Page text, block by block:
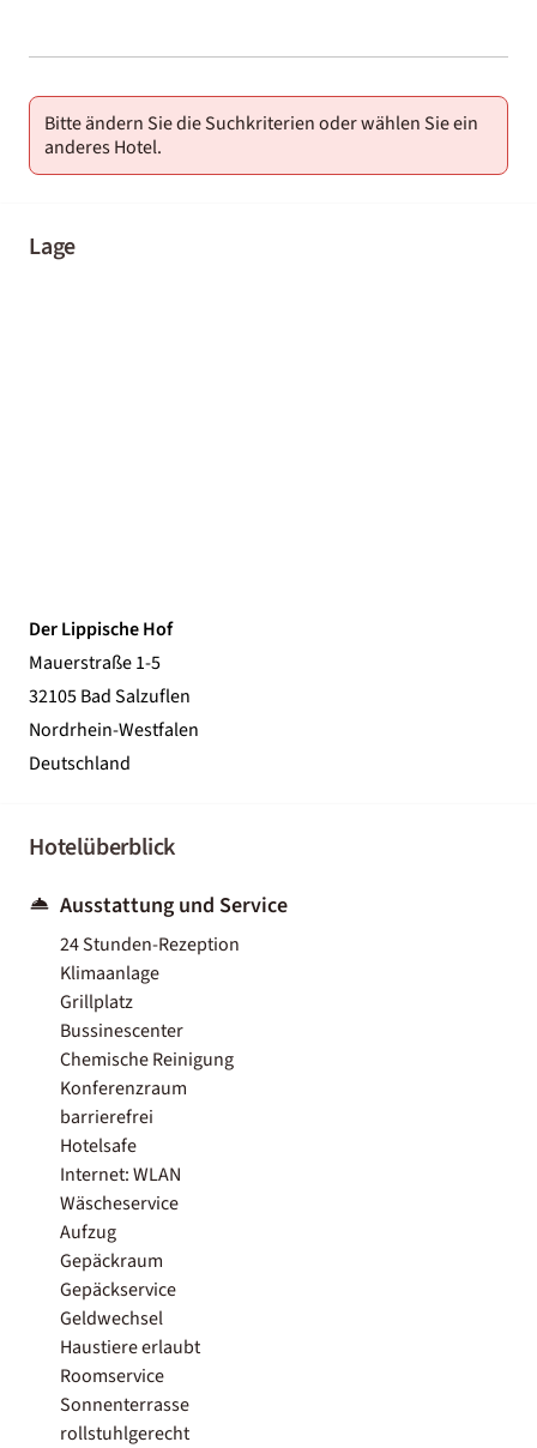
01-02
Bitte ändern Sie die Suchkriterien oder wählen Sie ein
anderes Hotel.
Lage
Der Lippische Hof
Mauerstraße 1-5
32105 Bad Salzuflen
Nordrhein-Westfalen
Deutschland
Hotelüberblick
Ausstattung und Service
24 Stunden-Rezeption
Klimaanlage
Grillplatz
Bussinescenter
Chemische Reinigung
Konferenzraum
barrierefrei
Hotelsafe
Internet: WLAN
Wäscheservice
Aufzug
Gepäckraum
Gepäckservice
Geldwechsel
Haustiere erlaubt
Roomservice
Sonnenterrasse
rollstuhlgerecht